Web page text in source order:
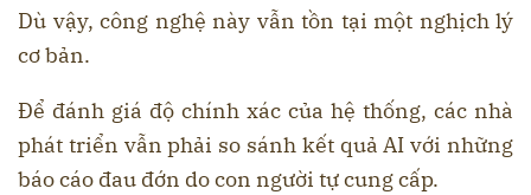
Dù vậy, công nghệ này vẫn tồn tại một nghịch lý
cơ bản.
Để đánh giá độ chính xác của hệ thống, các nhà
phát triển vẫn phải so sánh kết quả AI với những
báo cáo đau đớn do con người tự cung cấp.